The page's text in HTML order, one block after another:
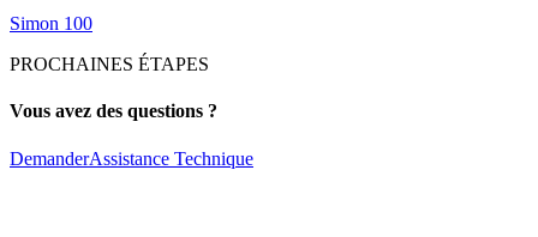
Simon 100
PROCHAINES ÉTAPES
Vous avez des questions ?
DemanderAssistance Technique